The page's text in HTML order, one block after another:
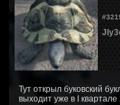
Тут открыл буковский
выходит уже в I квартале